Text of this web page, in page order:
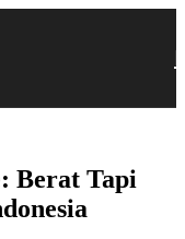
Berat Tapi